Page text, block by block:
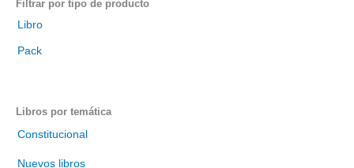
o
Filtrar por tipo de producto
Libro
Pack
Libros por temática
Constitucional
Nuevos libros